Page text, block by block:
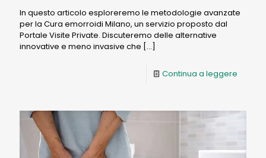
In questo articolo esploreremo le metodologie avanzate
per la Cura emorroidi Milano, un servizio proposto dal
Portale Visite Private. Discuteremo delle alternative
innovative e meno invasive che […]
Continua a leggere